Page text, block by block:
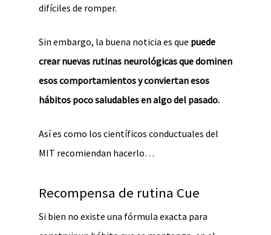
difíciles de romper.
Sin embargo, la buena noticia es que puede
crear nuevas rutinas neurológicas que dominen
esos comportamientos y conviertan esos
hábitos poco saludables en algo del pasado.
Así es como los científicos conductuales del
MIT recomiendan hacerlo…
Recompensa de rutina Cue
Si bien no existe una fórmula exacta para